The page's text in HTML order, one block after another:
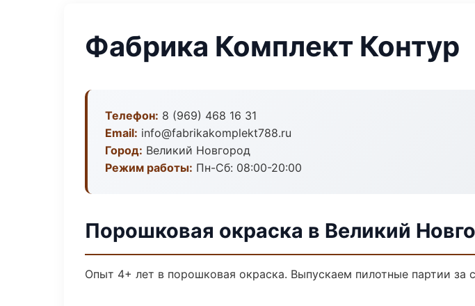
Фабрика Комплект Контур
Телефон: 8 (969) 468 16 31
Email: info@fabrikakomplekt788.ru
Город: Великий Новгород
Режим работы: Пн-Сб: 08:00-20:00
Порошковая окраска в Великий
Опыт 4+ лет в порошковая окраска. Выпускаем пилотные партии